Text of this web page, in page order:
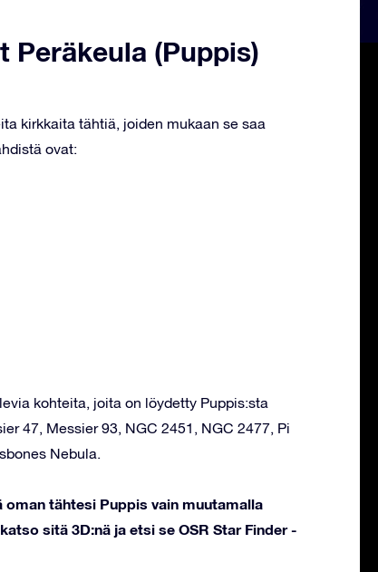
Peräkeula (Puppis)
kirkkaita tähtiä, joiden mukaan se saa
ovat:
kohteita, joita on löydetty Puppis:sta
47, Messier 93, NGC 2451, NGC 2477, Pi
Nebula.
tähtesi Puppis vain muutamalla
sitä 3D:nä ja etsi se OSR Star Finder -